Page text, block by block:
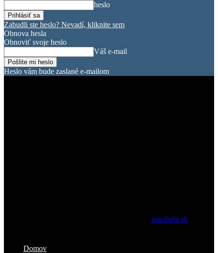
heslo
Zabudli ste heslo? Nevadí, kliknite sem
Obnova hesla
Obnoviť svoje heslo
Váš e-mail
Heslo vám bude zaslané e-mailom
interlight.sk
Domov